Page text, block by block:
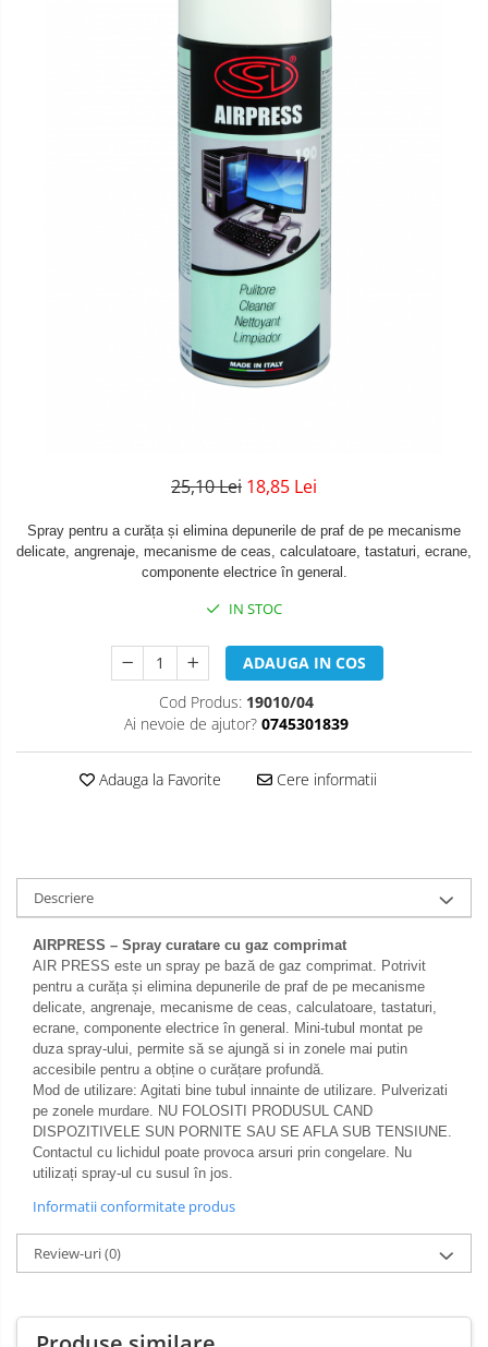
25,10 Lei 18,85 Lei
Spray pentru a curăța și elimina depunerile de praf de pe mecanisme
delicate, angrenaje, mecanisme de ceas, calculatoare, tastaturi, ecrane,
componente electrice în general.
IN STOC
ADAUGA IN COS
Cod Produs: 19010/04
Ai nevoie de ajutor? 0745301839
Adauga la Favorite Cere informatii
Descriere
AIRPRESS – Spray curatare cu gaz comprimat
AIR PRESS este un spray pe bază de gaz comprimat. Potrivit
pentru a curăța și elimina depunerile de praf de pe mecanisme
delicate, angrenaje, mecanisme de ceas, calculatoare, tastaturi,
ecrane, componente electrice în general. Mini-tubul montat pe
duza spray-ului, permite să se ajungă si in zonele mai putin
accesibile pentru a obține o curățare profundă.
Mod de utilizare: Agitati bine tubul innainte de utilizare. Pulverizati
pe zonele murdare. NU FOLOSITI PRODUSUL CAND
DISPOZITIVELE SUN PORNITE SAU SE AFLA SUB TENSIUNE.
Contactul cu lichidul poate provoca arsuri prin congelare. Nu
utilizați spray-ul cu susul în jos.
Informatii conformitate produs
Review-uri(0)